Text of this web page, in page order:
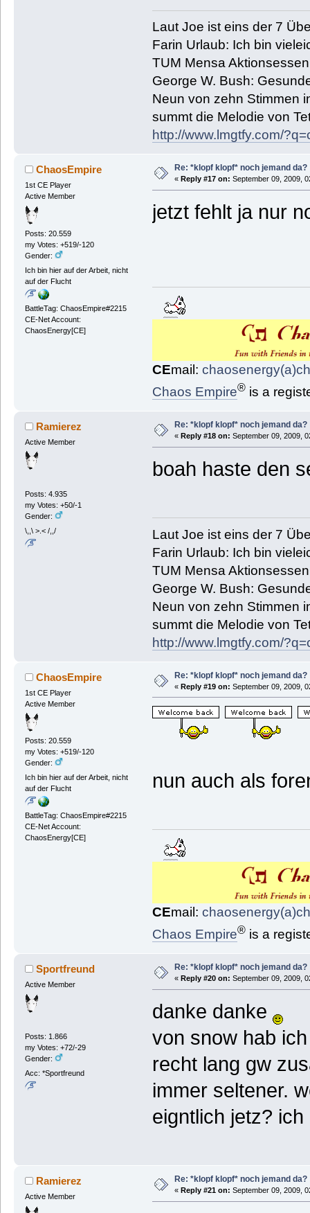
Laut Joe ist eins der 7
Farin Urlaub: Ich bin
TUM Mensa
George W. Bush:
Neun von zehn Stimmen
summt die Melodie von
http://www.lmgtfy.com/
ChaosEmpire
1st CE Player
Active Member
Posts: 20.559
my Votes: +519/-120
Gender:
Ich bin hier auf der Arbeit, nicht
auf der Flucht
BattleTag: ChaosEmpire#2215
CE-Net Account:
ChaosEnergy[CE]
Re: *klopf klopf* noch jemand da?
« Reply #17 on: September 09, 2009,
jetzt fehlt ja nur
CEmail:
Chaos Empire®is a
Ramierez
Active Member
Posts: 4.935
my Votes: +50/-1
Gender:
\,,\ >.< /,,/
Re: *klopf klopf* noch jemand da?
« Reply #18 on: September 09, 2009,
boah haste den
Laut Joe ist eins der 7
Farin Urlaub: Ich bin
TUM Mensa
George W. Bush:
Neun von zehn Stimmen
summt die Melodie von
http://www.lmgtfy.com/
ChaosEmpire
1st CE Player
Active Member
Posts: 20.559
my Votes: +519/-120
Gender:
Ich bin hier auf der Arbeit, nicht
auf der Flucht
BattleTag: ChaosEmpire#2215
CE-Net Account:
ChaosEnergy[CE]
Re: *klopf klopf* noch jemand da?
« Reply #19 on: September 09, 2009,
nun auch als
CEmail:
Chaos Empire®is a
Sportfreund
Active Member
Posts: 1.866
my Votes: +72/-29
Gender:
Acc: *Sportfreund
Re: *klopf klopf* noch jemand da?
« Reply #20 on: September 09, 2009,
danke danke
von snow hab
recht lang gw
immer seltener.
eigntlich jetz?
Ramierez
Active Member
Re: *klopf klopf* noch jemand da?
« Reply #21 on: September 09, 2009,